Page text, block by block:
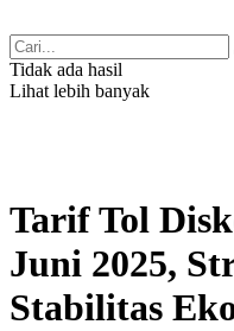
Tidak ada hasil
Lihat lebih banyak
Tarif Tol
Juni 2025,
Stabilitas